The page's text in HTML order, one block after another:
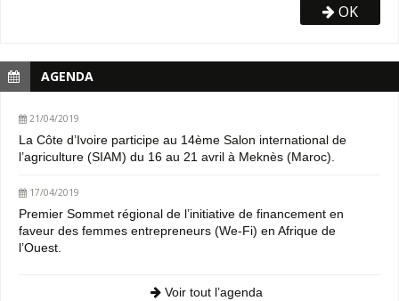
OK
AGENDA
21/04/2019
La Côte d’Ivoire participe au 14ème Salon international de
l’agriculture (SIAM) du 16 au 21 avril à Meknès (Maroc).
17/04/2019
Premier Sommet régional de l’initiative de financement en
faveur des femmes entrepreneurs (We-Fi) en Afrique de
l’Ouest.
Voir tout l’agenda